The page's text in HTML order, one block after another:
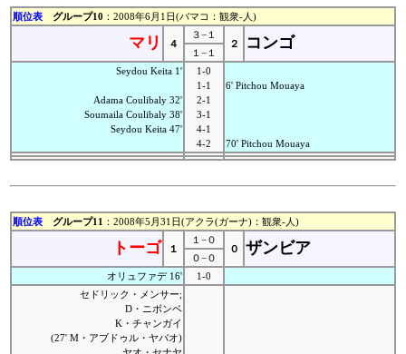
順位表 グループ10 ：2008年6月1日(バマコ：観衆-人)
マリ ４
３−１
２
コンゴ
１−１
Seydou Keita 1'
Adama Coulibaly 32'
Soumaila Coulibaly 38'
Seydou Keita 47'
1-0
1-1
2-1
3-1
4-1
4-2
6' Pitchou Mouaya
70' Pitchou Mouaya
順位表 グループ11 ：2008年5月31日(アクラ(ガーナ)：観衆-人)
トーゴ １
１−０
０
ザンビア
０−０
オリュファデ 16'
1-0
セドリック・メンサー;
D・ニボンベ
K・チャンガイ
(27' M・アブドゥル・ヤバオ)
ヤオ・セナヤ